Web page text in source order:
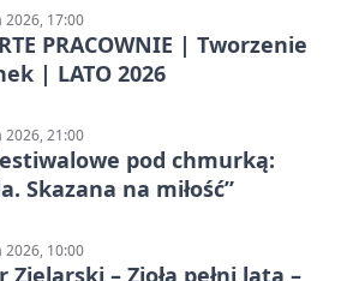
2026, 17:00
PRACOWNIE | Tworzenie
| LATO 2026
2026, 21:00
pod chmurką:
Skazana na miłość”
2026, 10:00
Zielarski – Zioła pełni lata –